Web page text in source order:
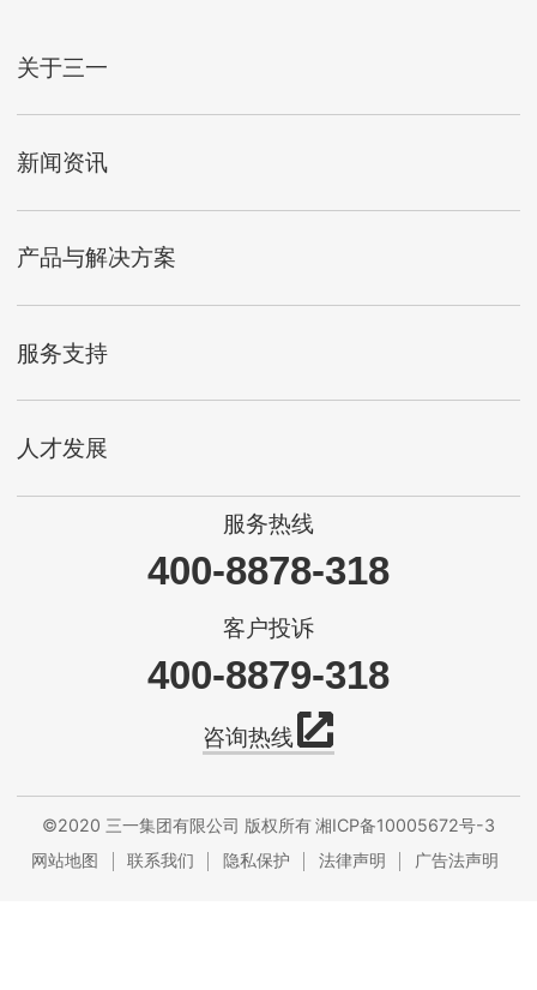
关于三一
新闻资讯
产品与解决方案
服务支持
人才发展
服务热线
400-8878-318
客户投诉
400-8879-318
咨询热线
©2020 三一集团有限公司 版权所有湘ICP备10005672号-3
网站地图
联系我们 隐私保护 法律声明 广告法声明